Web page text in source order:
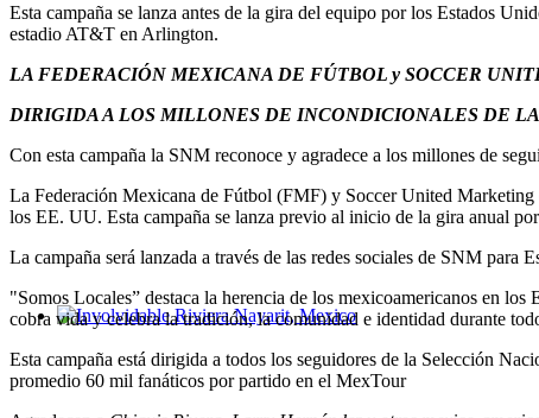
Esta campaña se lanza antes de la gira del equipo por los Estados
estadio AT&T en Arlington.
LA FEDERACIÓN MEXICANA DE FÚTBOL y SOCCER
DIRIGIDA A LOS MILLONES DE INCONDICIONALES DE
Con esta campaña la SNM reconoce y agradece a los millones de
La Federación Mexicana de Fútbol (FMF) y Soccer United Marketing
los EE. UU. Esta campaña se lanza previo al inicio de la gira anual
La campaña será lanzada a través de las redes sociales de SNM
"Somos Locales” destaca la herencia de los mexicoamericanos en
cobra vida y celebra la tradición, la comunidad e identidad durante
Esta campaña está dirigida a todos los seguidores de la Selección
promedio 60 mil fanáticos por partido en el MexTour